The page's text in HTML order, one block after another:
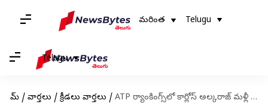
మరింత Telugu
Telugu
హోమ్ / వార్తలు / క్రీడలు వార్తలు / ATP ర్యాంకింగ్స్‌లో కార్లోస్ అల్కరాజ్ మళ్లీ అగ్రస్థానం